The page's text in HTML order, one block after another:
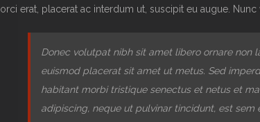
orci erat, placerat ac interdum ut, suscipit eu augue.
Donec volutpat nibh sit amet libero ornare non
euismod placerat sit amet ut metus. Sed
habitant morbi tristique senectus et netus et
adipiscing, neque ut pulvinar tincidunt, est